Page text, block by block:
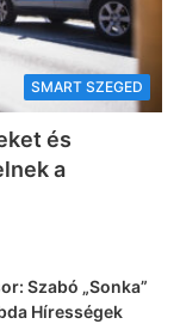
SMART SZEGED
és
a
Szabó „Sonka”
Hírességek